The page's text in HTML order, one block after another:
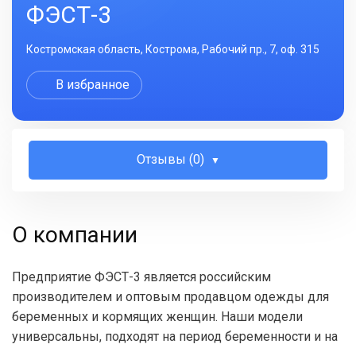
ФЭСТ-3
Костромская область, Кострома, Рабочий пр., 7, оф. 315
В избранное
Отзывы (0)
О компании
Предприятие ФЭСТ-3 является российским
производителем и оптовым продавцом одежды для
беременных и кормящих женщин. Наши модели
универсальны, подходят на период беременности и на